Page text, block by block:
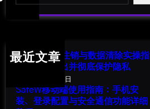
最近文章
SafeW 账号注销与数据清除实操指
南：安全退出并彻底保护隐私
2026年8月1日
SafeW移动端使用指南：手机安
装、登录配置与安全通信功能详细